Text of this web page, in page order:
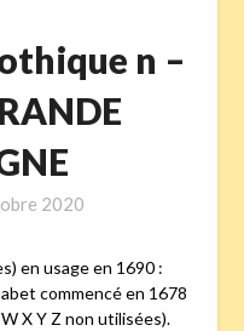
n –
2020
en usage en 1690 :
commencé en 1678
X Y Z non utilisées).